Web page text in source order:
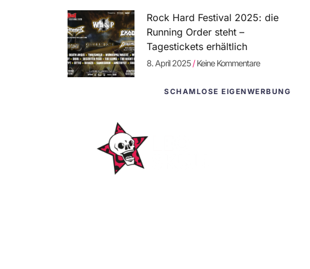
Rock Hard Festival 2025: die
Running Order steht –
Tagestickets erhältlich
8. April 2025 Keine Kommentare
SCHAMLOSE EIGENWERBUNG